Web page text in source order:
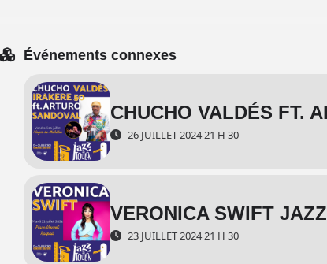
Événements connexes
CHUCHO VALDÉS FT.
26 JUILLET 2024 21 H 30
VERONICA SWIFT
23 JUILLET 2024 21 H 30